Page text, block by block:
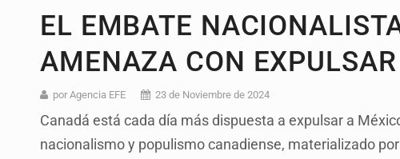
EL EMBATE
AMENAZA CON
por Agencia EFE 23 de Noviembre de 2024
Canadá está cada día más dispuesta a expulsar a
nacionalismo y populismo canadiense, materializado